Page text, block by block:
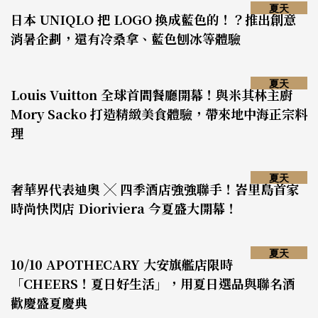
日本 UNIQLO 把 LOGO 換成藍色的！？推出創意
消暑企劃，還有冷桑拿、藍色刨冰等體驗
夏天
Louis Vuitton 全球首間餐廳開幕！與米其林主廚
Mory Sacko 打造精緻美食體驗，帶來地中海正宗料
理
夏天
奢華界代表迪奧 ╳ 四季酒店強強聯手！峇里島首家
時尚快閃店 Dioriviera 今夏盛大開幕！
夏天
10/10 APOTHECARY 大安旗艦店限時
「CHEERS！夏日好生活」，用夏日選品與聯名酒
歡慶盛夏慶典
夏天